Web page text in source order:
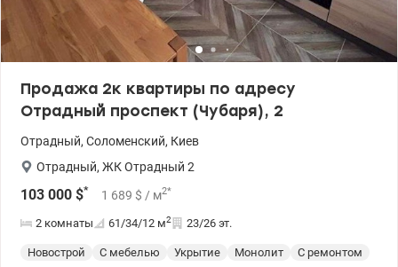
Продажа 2к квартиры по адресу
Отрадный проспект (Чубаря), 2
Отрадный, Соломенский, Киев
Отрадный, ЖК Отрадный 2
103 000 $* 1 689 $ / м2*
2 комнаты 61/34/12 м2 23/26 эт.
Новострой С мебелью Укрытие Монолит
С ремонтом